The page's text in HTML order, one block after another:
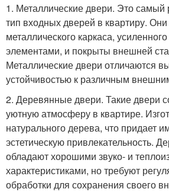
1. Металлические двери. Это самый
тип входных дверей в квартиру.
металлического каркаса,
элементами, и покрыты внешней
Металлические двери отличаются
устойчивостью к различным
2. Деревянные двери. Такие двери
уютную атмосферу в квартире.
натурального дерева, что придает
эстетическую привлекательность.
обладают хорошими звуко- и
характеристиками, но требуют
обработки для сохранения своего